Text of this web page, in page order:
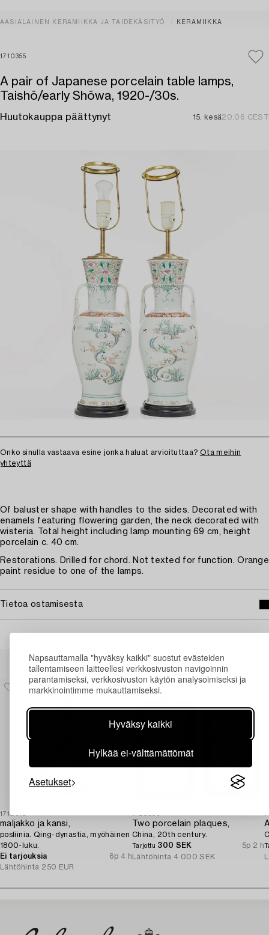
Napsauttamalla "hyväksy kaikki" suostut evästeiden
tallentamiseen laitteellesi verkkosivuston navigoinnin
parantamiseksi, verkkosivuston käytön analysoimiseksi ja
markkinointimme mukauttamiseksi.
Hyväksy kaikki
Hylkää ei-välttämättömät
Asetukset
AASIALAINEN KERAMIIKKA JA TAIDEKÄSITYÖ KERAMIIKKA
1710355
A pair of Japanese porcelain table lamps,
Taishō/early Shōwa, 1920-/30s.
Huutokauppa päättynyt 15. kesä20:06 CEST
Onko sinulla vastaava esine jonka haluat arvioituttaa? Ota meihin
yhteyttä
Of baluster shape with handles to the sides. Decorated with
enamels featuring flowering garden, the neck decorated with
wisteria. Total height including lamp mounting 69 cm, height
porcelain c. 40 cm.
Restorations. Drilled for chord. Not texted for function. Orange
paint residue to one of the lamps.
Tietoa ostamisesta
Muiden katsomia kohteita
1710518
maljakko ja kansi,
posliinia. Qing-dynastia, myöhäinen
1800-luku.
Ei tarjouksia
6p 4 h
Lähtöhinta 250 EUR
1720506
Two porcelain plaques,
China, 20th century.
Tarjottu 300 SEK
5p 2 h
Lähtöhinta 4 000 SEK